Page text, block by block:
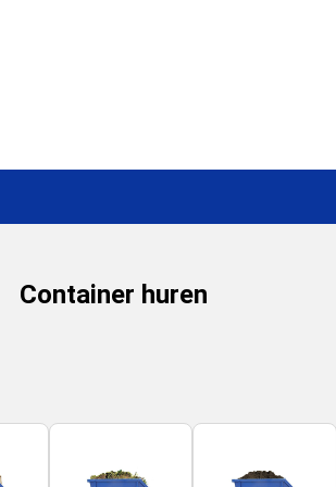
Container huren